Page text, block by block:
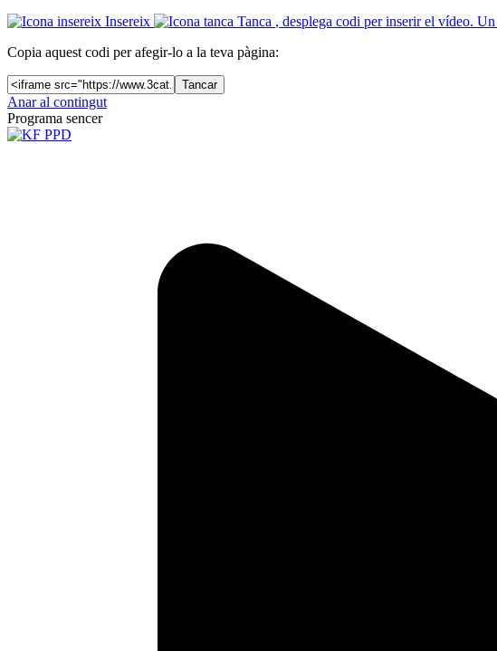
Insereix
Tanca , desplega codi per inserir el vídeo.
Copia aquest codi per afegir-lo a la teva pàgina:
Tancar
Anar al contingut
Programa sencer